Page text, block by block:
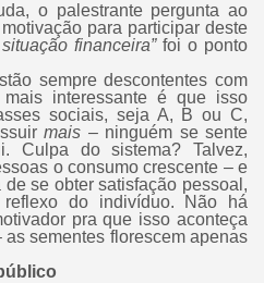
o palestrante pergunta ao
para participar deste
financeira”foi o ponto
sempre descontentes com
interessante é que isso
sociais, seja A, B ou C,
mais – ninguém se sente
Culpa do sistema? Talvez,
o consumo crescente – e
se obter satisfação pessoal,
do indivíduo. Não há
pra que isso aconteça
sementes florescem apenas